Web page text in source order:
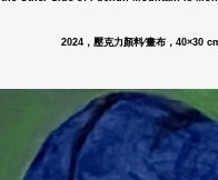
2024，壓克力顏料∕畫布，40×30 cm